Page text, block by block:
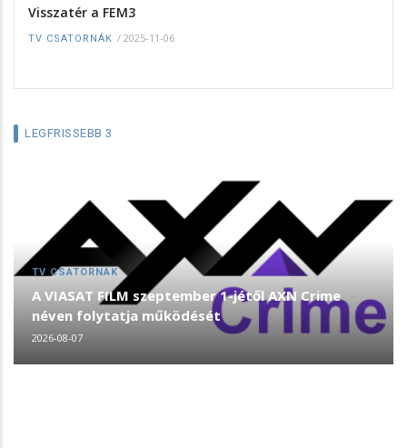
Visszatér a FEM3
TV CSATORNÁK / 2025-11-06
LEGFRISSEBB 3
TV CSATORNÁK
A VIASAT FILM szeptember 1-jétől AXN Crime
néven folytatja működését
2026-08-07